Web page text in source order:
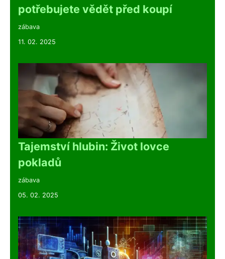
potřebujete vědět před koupí
zábava
11. 02. 2025
Tajemství hlubin: Život lovce
pokladů
zábava
05. 02. 2025